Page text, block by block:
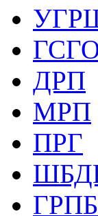
ДРП
МРП
ПРГ
ГРПБ